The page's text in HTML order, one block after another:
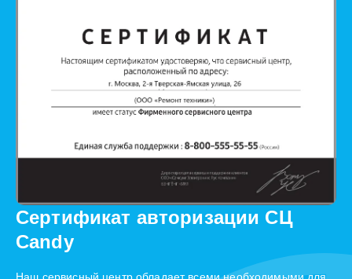
Сертификат авторизации СЦ
Candy
Наш сервисный центр обладает всеми необходимыми для